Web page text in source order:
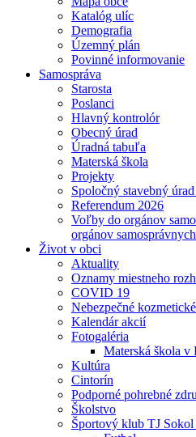
Katalóg ulíc
Demografia
Územný plán
Povinné informovanie
Samospráva
Starosta
Poslanci
Hlavný kontrolór
Obecný úrad
Úradná tabuľa
Materská škola
Projekty
Spoločný stavebný
Referendum 2026
Voľby do orgánov
orgánov
Život v obci
Aktuality
Oznamy miestneho
COVID 19
Nebezpečné
Kalendár akcií
Fotogaléria
Materská škola v
Kultúra
Cintorín
Podporné pohrebné
Školstvo
Športový klub TJ Sokol